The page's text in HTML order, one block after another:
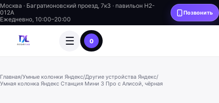
Москва · Багратионовский проезд, 7к3 · павильон H2-
012A
Ежедневно, 10:00–20:00
Позвонить
☰ 0
Главная/Умные колонки Яндекс/Другие устройства Яндекс/
Умная колонка Яндекс Станция Мини 3 Про с Алисой, чёрная